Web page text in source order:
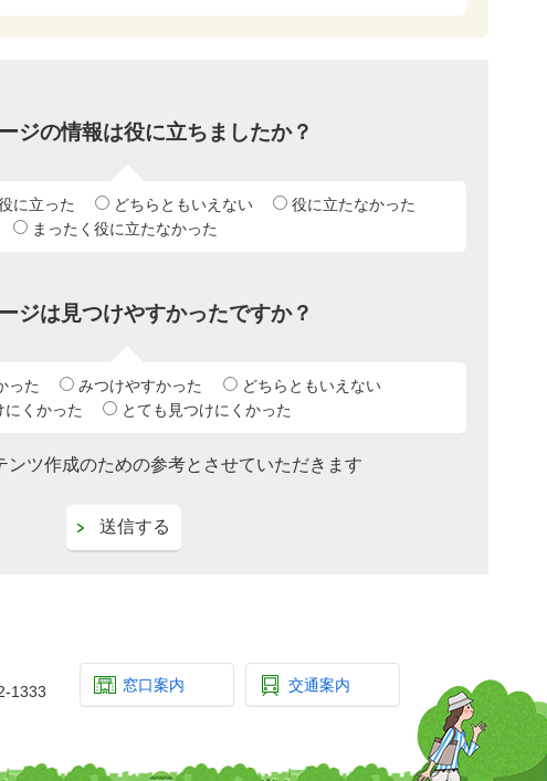
ジの情報は役に立ちましたか？
に立った どちらともいえない
役に立たなかった
まったく役に立たなかった
ジは見つけやすかったですか？
った みつけやすかった
どちらともいえない
にくかった
とても見つけにくかった
ンツ作成のための参考とさせていただきます
1333
窓口案内 交通案内